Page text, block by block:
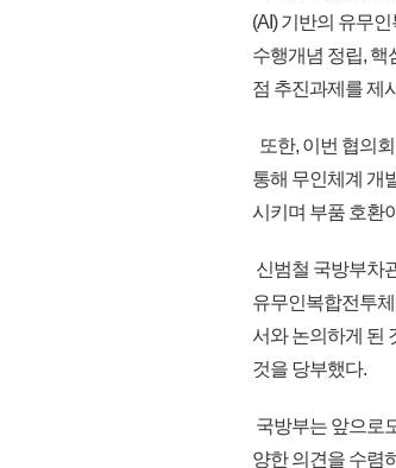
(AI) 기반의 유무
수행개념 정립, 핵
점 추진과제를 제
또한, 이번 협의
통해 무인체계 개
시키며 부품 호환
신범철 국방부차
유무인복합전투
서와 논의하게 된
것을 당부했다.
국방부는 앞으로
양한 의견을 수렴